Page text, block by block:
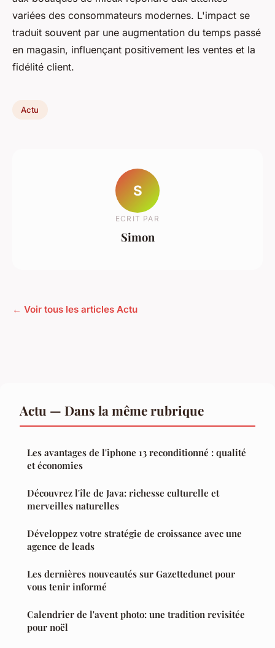
variées des consommateurs modernes. L'impact se
traduit souvent par une augmentation du temps passé
en magasin, influençant positivement les ventes et la
fidélité client.
Actu
S
ECRIT PAR
Simon
← Voir tous les articles Actu
Actu — Dans la même rubrique
Les avantages de l'iphone 13 reconditionné : qualité
et économies
Découvrez l'île de Java: richesse culturelle et
merveilles naturelles
Développez votre stratégie de croissance avec une
agence de leads
Les dernières nouveautés sur Gazettedunet pour
vous tenir informé
Calendrier de l'avent photo: une tradition revisitée
pour noël